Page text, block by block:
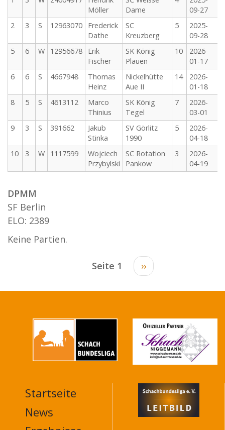
Möller
Dame
09-27
2 3 S 12963070
Frederick
Dathe
SC
Kreuzberg
5
2025-
09-28
5 6 W 12956678
Erik
Fischer
SK König
Plauen
10
2026-
01-17
6 6 S 4667948
Thomas
Heinz
Nickelhütte
Aue II
14
2026-
01-18
8 5 S 4613112
Marco
Thinius
SK König
Tegel
7
2026-
03-01
9 3 S 391662
Jakub
Stinka
SV Görlitz
1990
5
2026-
04-18
10 3 W 1117599
Wojciech
Przybylski
SC Rotation
Pankow
3
2026-
04-19
DPMM
SF Berlin
ELO: 2389
Keine Partien.
Seitennummerierung
Seite 1
Nächste
Seite
››
MAIN
NAVIGATION
FOOTER
Startseite
News